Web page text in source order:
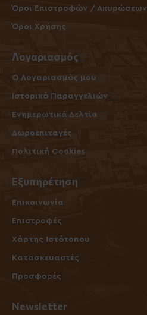
Όροι Επιστροφών / Ακυρώσεων
Όροι Χρήσης
Λογαριασμός
O Λογαριασμός μου
Ιστορικό Παραγγελιών
Ενημερωτικά Δελτία
Δωροεπιταγές
Πολιτική Cookies
Εξυπηρέτηση
Επικοινωνία
Επιστροφές
Χάρτης Ιστότοπου
Κατασκευαστές
Προσφορές
Newsletter